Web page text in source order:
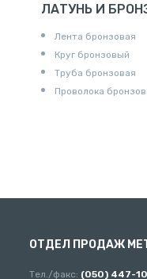
ЛАТУНЬ И
Лента бронзовая
Круг бронзовый
Труба бронзовая
Проволока
ОТДЕЛ ПРОДАЖ
Тел./факс: (050) 447-